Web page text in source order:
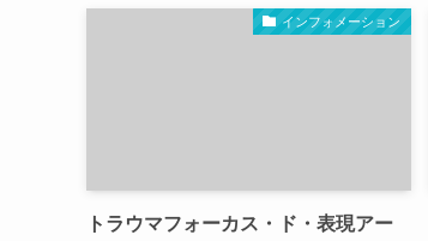
インフォメーション
トラウマフォーカス・ド・表現アー